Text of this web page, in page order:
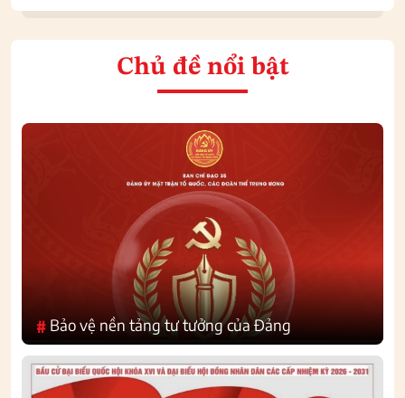
Chủ đề nổi bật
# Bảo vệ nền tảng tư tưởng của Đảng